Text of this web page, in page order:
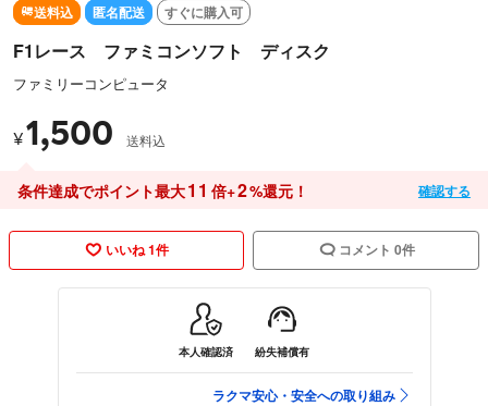
送料込 匿名配送 すぐに購入可
F1レース ファミコンソフト ディスク
ファミリーコンピュータ
¥1,500 送料込
条件達成でポイント最大11 倍+2%還元！ 確認する
いいね 1件 コメント 0件
本人確認済 紛失補償有
ラクマ安心・安全への取り組み